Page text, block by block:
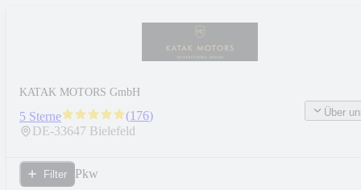
KATAK MOTORS GmbH
5 Sterne (176)
DE-33647 Bielefeld
Über
Filter Pkw